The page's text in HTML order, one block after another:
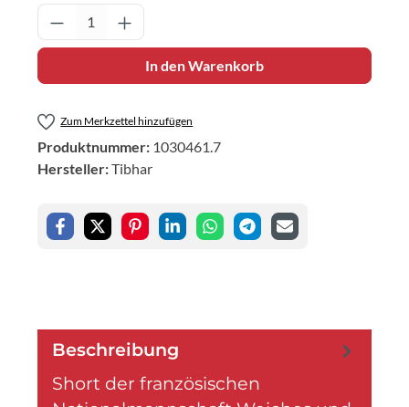
Produkt Anzahl: Gib den gewünschten
In den Warenkorb
Zum Merkzettel hinzufügen
Produktnummer: 1030461.7
Hersteller:Tibhar
Beschreibung
Short der französischen